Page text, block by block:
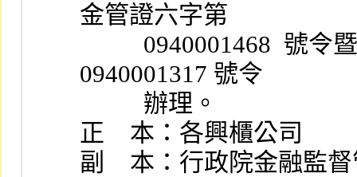
金管證六字第
0940001317 號令
          辦理。
正    本：各興櫃公司
副    本：行政院金融監